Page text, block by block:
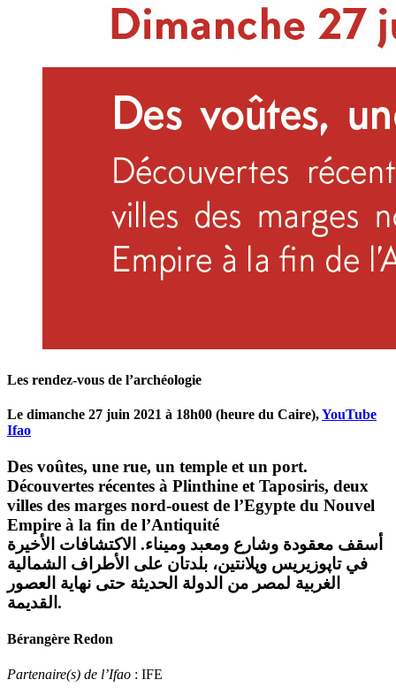
Les rendez-vous de l’archéologie
Le dimanche 27 juin 2021 à 18h00 (heure du Caire),YouTube
Ifao
Des voûtes, une rue, un temple et un port.
Découvertes récentes à Plinthine et Taposiris, deux
villes des marges nord-ouest de l’Egypte du Nouvel
Empire à la fin de l’Antiquité
أسقف معقودة وشارع ومعبد وميناء. الاكتشافات الأخيرة
في تاپوزيريس وپلانتين، بلدتان على الأطراف الشمالية
الغربية لمصر من الدولة الحديثة حتى نهاية العصور
القديمة.
Bérangère Redon
Partenaire(s) de l’Ifao : IFE